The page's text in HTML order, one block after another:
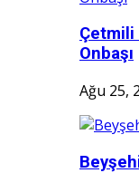
Çetmili
Onbaşı
Ağu 25,